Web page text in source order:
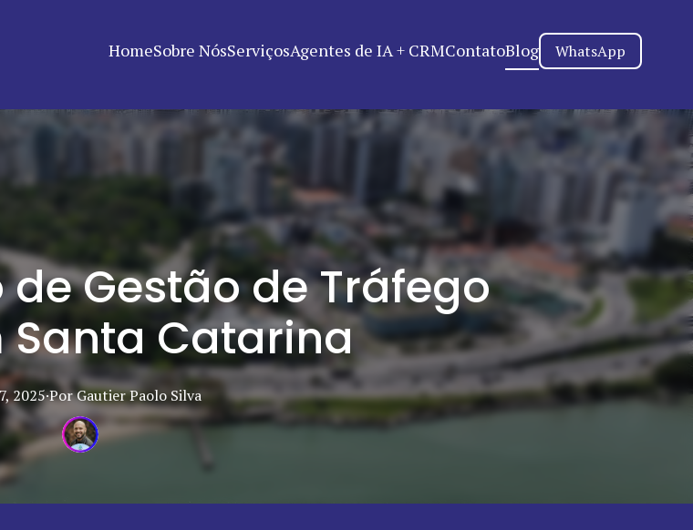
HomeSobre NósServiçosAgentes de IA + CRMContatoBlog WhatsApp
Gestão de Tráfego
Santa Catarina
2025·PorGautier Paolo Silva